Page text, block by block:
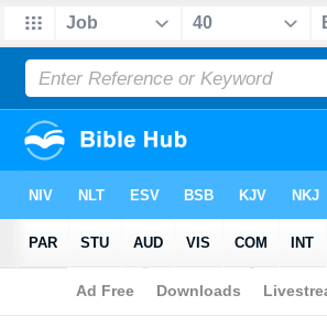
>Indonesian - Terjemahan Lama (TL)> Job 40